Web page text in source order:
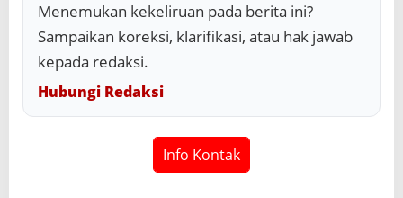
Menemukan kekeliruan pada berita ini?
Sampaikan koreksi, klarifikasi, atau hak jawab
kepada redaksi.
Hubungi Redaksi
Info Kontak